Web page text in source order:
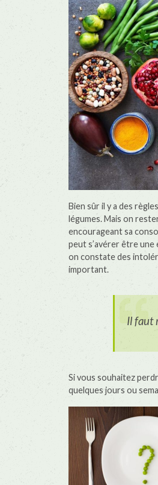
Bien sûr il y a des
légumes. Mais on
encourageant sa
peut s’avérer être une
on constate des
important.
Il faut
Si vous souhaitez
quelques jours ou